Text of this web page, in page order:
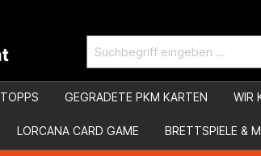
TOPPS GEGRADETE PKM KARTEN WIR
LORCANA CARD GAME BRETTSPIELE &